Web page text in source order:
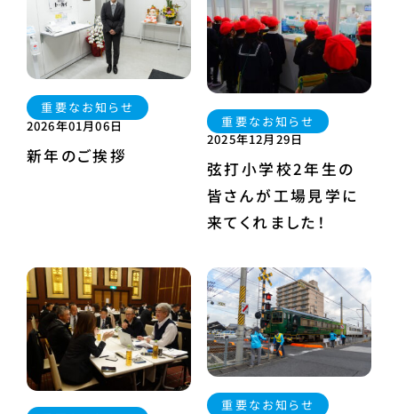
新年のご挨拶
重要なお知らせ
2026年01月06日
弦打小学校2年生の
皆さんが工場見学に
来てくれました！
重要なお知らせ
2025年12月29日
重要なお知らせ